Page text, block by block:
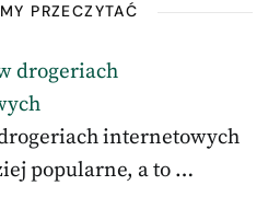
PRZECZYTAĆ
drogeriach
internetowych
popularne, a to …